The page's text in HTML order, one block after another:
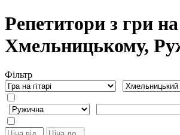
Репетитори з гри на
Хмельницькому,
Фiльтр